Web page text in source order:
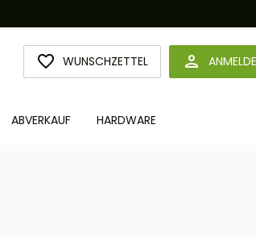
WUNSCHZETTELDU HAST 0
ABVERKAUF HARDWARE